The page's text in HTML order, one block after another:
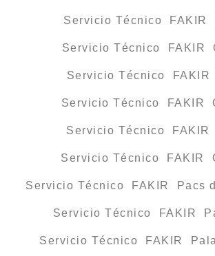
Servicio Técnico FAKIR
Servicio Técnico FAKIR
Servicio Técnico FAKIR
Servicio Técnico FAKIR
Servicio Técnico FAKIR
Servicio Técnico FAKIR
Servicio Técnico FAKIR Pacs
Servicio Técnico FAKIR
Servicio Técnico FAKIR